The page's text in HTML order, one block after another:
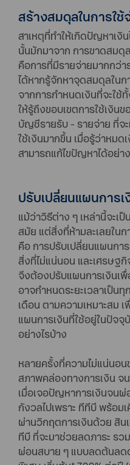
สร้างสมดุลในการใช้
สาเหตุที่ทำให้เกิดปัญหาเงิ
นั้นมักมาจาก การขาดสมดุ
คือการที่มีรายจ่ายมากกว่า
ได้หากรู้จักหาจุดสมดุลในก
จากการกำหนดเงินที่จะใช้
ให้รู้ถึงขอบเขตการใช้เงิน
บัญชีรายรับ - รายจ่าย ที่จ
ใช้เงินมากขึ้น เมื่อรู้ว่าหมด
สามารถแก้ไขปัญหาได้อย่า
ปรับเปลี่ยนแผนการเ
แม้ว่าวิธีต่าง ๆ เหล่านี้จะเ
สมัย แต่สิ่งที่ห้ามละเลยใน
คือ การปรับเปลี่ยนแผนกา
สิ่งที่ไม่แน่นอน และเศรษฐ
จึงต้องปรับแผนการเงินเ
อาจกำหนดระยะเวลาเป็น
เดือน ตามความเหมาะสม
แผนการเงินที่ใช้อยู่ในปัจ
อย่างไรบ้าง
หลายครั้งที่ความไม่แน่นอ
สภาพคล่องทางการเงิน จ
เมื่อเจอปัญหาการเงินจนผ่
กังวลไปเพราะ ทีทีบี พร้อม
ผ่านวิกฤตการเงินด้วย สิน
ทีบี ที่จะมาช่วยลดภาระ ร
ผ่อนสบาย ๆ แบบลดต้นล